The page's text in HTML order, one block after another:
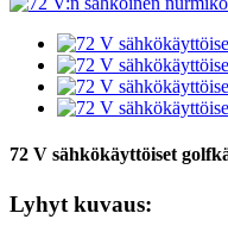
72 V sähkökäyttöiset
Lyhyt kuvaus: